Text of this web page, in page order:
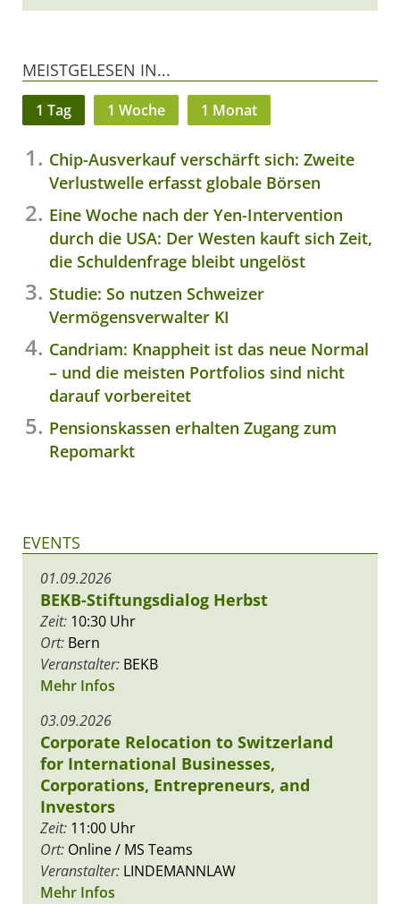
MEISTGELESEN IN...
1 Tag 1 Woche 1 Monat
Chip-Ausverkauf verschärft sich: Zweite
Verlustwelle erfasst globale Börsen
Eine Woche nach der Yen-Intervention
durch die USA: Der Westen kauft sich Zeit,
die Schuldenfrage bleibt ungelöst
Studie: So nutzen Schweizer
Vermögensverwalter KI
Candriam: Knappheit ist das neue Normal
– und die meisten Portfolios sind nicht
darauf vorbereitet
Pensionskassen erhalten Zugang zum
Repomarkt
EVENTS
01.09.2026
BEKB-Stiftungsdialog Herbst
Zeit: 10:30 Uhr
Ort: Bern
Veranstalter: BEKB
Mehr Infos
03.09.2026
Corporate Relocation to Switzerland
for International Businesses,
Corporations, Entrepreneurs, and
Investors
Zeit: 11:00 Uhr
Ort: Online / MS Teams
Veranstalter: LINDEMANNLAW
Mehr Infos